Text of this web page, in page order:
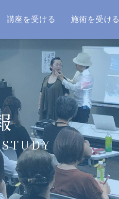
講座を受ける 施術を受ける